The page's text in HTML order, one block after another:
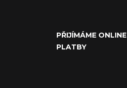
PŘIJÍMÁME ONLINE
PLATBY